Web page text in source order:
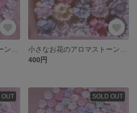
400円
OUT SOLD OUT